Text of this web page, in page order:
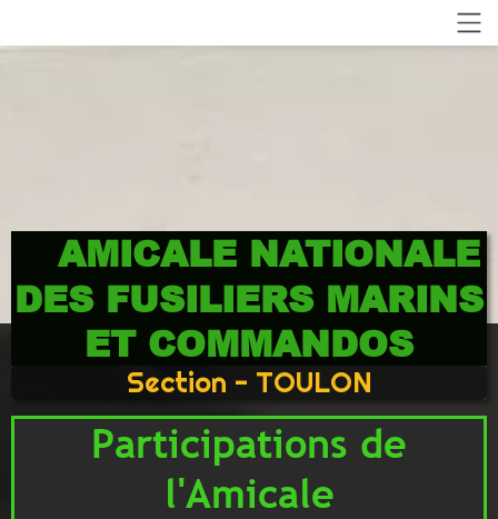
AMICALE NATIONALE
DES FUSILIERS MARINS
ET COMMANDOS
Section - TOULON
Participations de
l'Amicale